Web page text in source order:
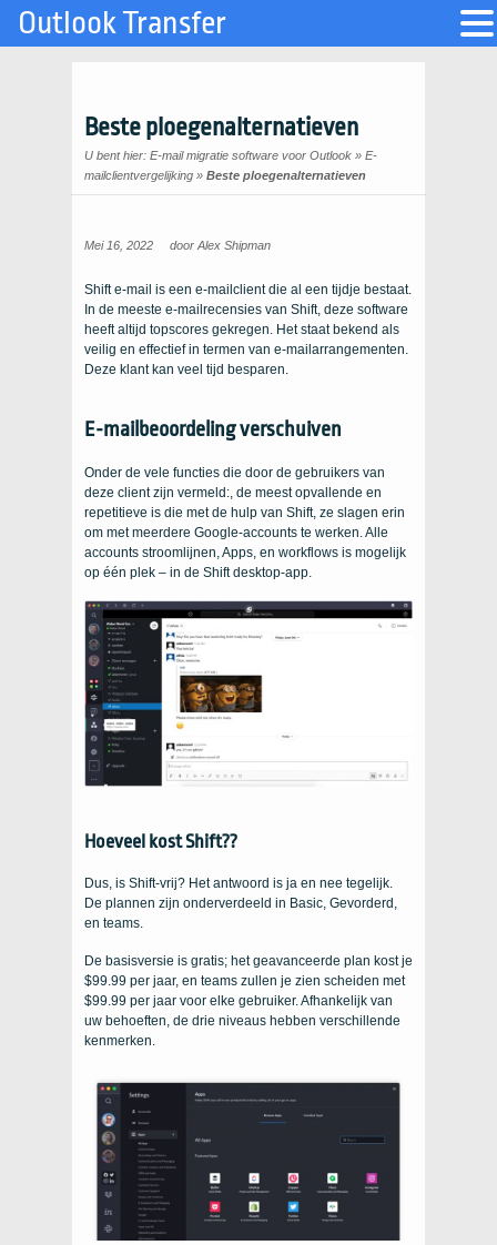
Beste ploegenalternatieven
U bent hier: E-mail migratie software voor Outlook » E-
mailclientvergelijking » Beste ploegenalternatieven
Mei 16, 2022 door Alex Shipman
Shift e-mail is een e-mailclient die al een tijdje bestaat.
In de meeste e-mailrecensies van Shift, deze software
heeft altijd topscores gekregen. Het staat bekend als
veilig en effectief in termen van e-mailarrangementen.
Deze klant kan veel tijd besparen.
E-mailbeoordeling verschuiven
Onder de vele functies die door de gebruikers van
deze client zijn vermeld:, de meest opvallende en
repetitieve is die met de hulp van Shift, ze slagen erin
om met meerdere Google-accounts te werken. Alle
accounts stroomlijnen, Apps, en workflows is mogelijk
op één plek – in de Shift desktop-app.
Hoeveel kost Shift??
Dus, is Shift-vrij? Het antwoord is ja en nee tegelijk.
De plannen zijn onderverdeeld in Basic, Gevorderd,
en teams.
De basisversie is gratis; het geavanceerde plan kost je
$99.99 per jaar, en teams zullen je zien scheiden met
$99.99 per jaar voor elke gebruiker. Afhankelijk van
uw behoeften, de drie niveaus hebben verschillende
kenmerken.
Outlook Transfer